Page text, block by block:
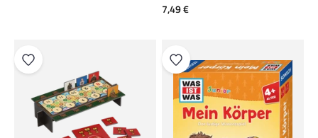
Angebot
7,49 €